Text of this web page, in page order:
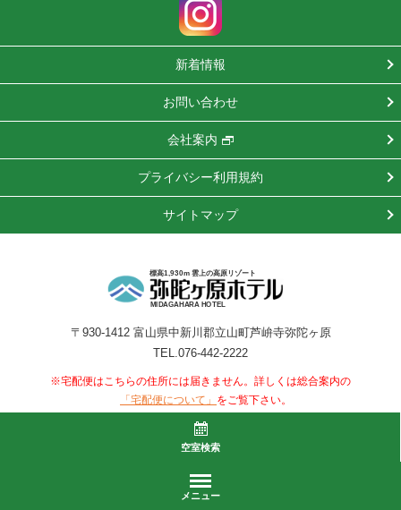
空室検索
メニュー
新着情報
お問い合わせ
会社案内
プライバシー利用規約
サイトマップ
標高1,930m 雲上の高原リゾート
MIDAGAHARA HOTEL
〒930-1412 富山県中新川郡立山町芦峅寺弥陀ヶ原
TEL.076-442-2222
※宅配便はこちらの住所には届きません。詳しくは総合案内の
「宅配便について」 をご覧下さい。